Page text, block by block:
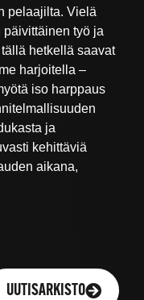
pelaajilta. Vielä
työ ja
hetkellä saavat
harjoitella –
iso harppaus
ja
kehittäviä
aikana,
UUTISARKISTO